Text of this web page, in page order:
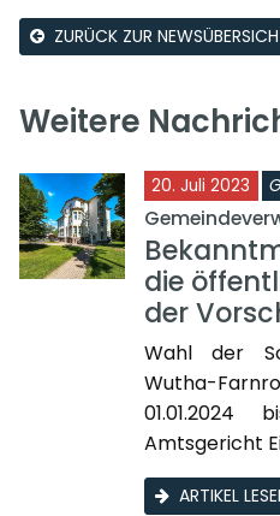
ZURÜCK ZUR
Weitere
20. Juli 2023
die
der
Wahl der
Wutha-
01.01.2024
Amtsgericht
ARTIKEL